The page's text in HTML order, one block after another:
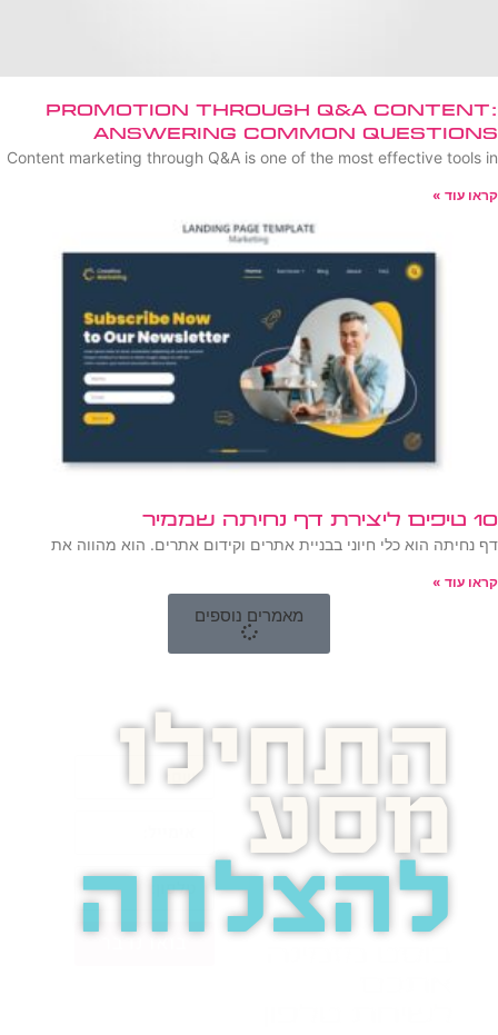
Promotion Through Q&A Content:
Answering Common Questions
Content marketing through Q&A is one of the most effective tools in
קראו עוד »
10 טיפים ליצירת דף נחיתה שממיר
דף נחיתה הוא כלי חיוני בבניית אתרים וקידום אתרים. הוא מהווה את
קראו עוד »
מאמרים נוספים
התחילו
מסע
להצלחה
בואו נדבר